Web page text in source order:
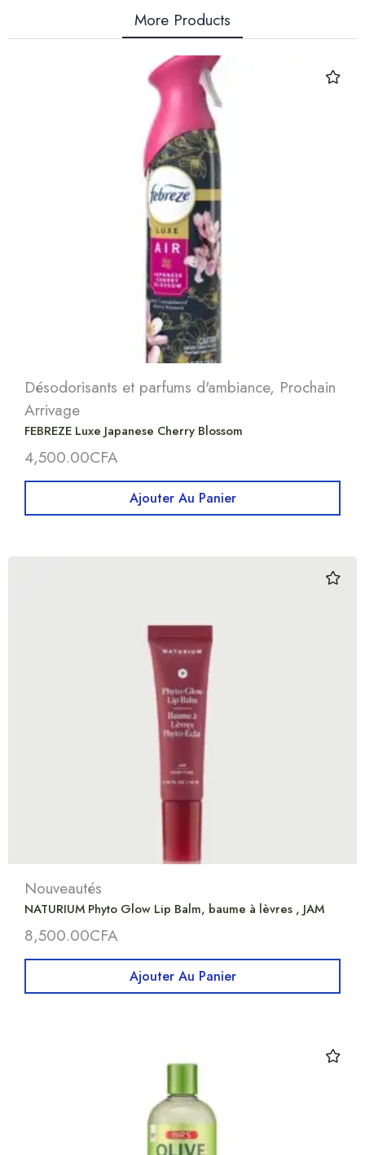
More Products
Désodorisants et parfums d'ambiance, Prochain
Arrivage
FEBREZE Luxe Japanese Cherry Blossom
4,500.00CFA
Ajouter Au Panier
Nouveautés
NATURIUM Phyto Glow Lip Balm, baume à lèvres , JAM
8,500.00CFA
Ajouter Au Panier